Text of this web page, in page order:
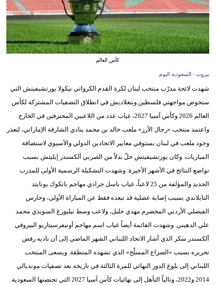
أخبار
إعلام
علوم
وتكنولوجيا
مدوَّنات
سيارات
كأس العالم
بيروت - السعودية اليوم
شهدت لائحة مدرّب منتخب لبنان لكرة القدم الكرواتي نيكولا يورتشيفيتش التي
ستخوض مواجهتي فلسطين وبنغلاديش في انطلاق التصفيات المشتركة لكأس
العالم 2026 وكأس آسيا 2027، غياب عدد من اللاعبين المحترفين في الخارج.
واعتمد منتخب «رجال الأرز» ملعب خالد بن محمد بنادي الشارقة الإماراتي، لتعذر
وجود ملعب في لبنان يستوفي معايير الاتحادين الدولي والآسيوي لاستضافة
المباريات. وكان يورتشيفيتش حلّ بدلاً من الصربي ألكسندر إيليتش بسبب
تواضع النتائج في الأشهر الأخيرة. وشهدت التشكيلة الرسمية الأولى للمدرب
الجديد والمؤلفة من 25 لاعباً، غياب باسل جرادي مهاجم بانكوك يونايتد
التايلاندي بسبب إصابة عضلية قد تبعده فقط عن المباراة الأولى، وحارس
الفيصلي الأردني المخضرم مهدي خليل، ولاعب وسط تيلبورغ السويدي محمد
علي الدهيني. وشهدت القائمة أيضاً غياب اسم مهاجم أونيفرسيتاريو البيروفي
ألكسندر سكر الذي أشار الاتحاد اللبناني الشهر الماضي إلى أن ناديه رفض
تحريره بسبب «الصراع المسلّح» الذي تشهده المنطقة. ويسعى المنتخب
اللبناني إلى بلوغ الدور النهائي للمرة الثالثة في تاريخه بعد تصفيات مونديالي
2014 و2022، وتالياً التأهل إلى نهائيات كأس آسيا 2027 التي تحتضنها السعودية.